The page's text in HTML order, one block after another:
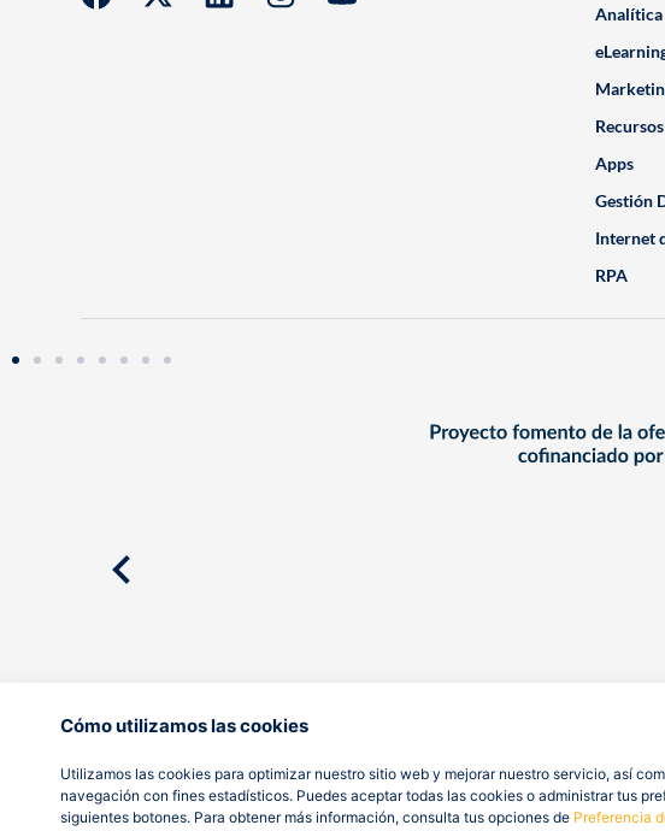
Cómo utilizamos las cookies
Utilizamos las cookies para optimizar nuestro sitio web y mejorar nuestro servicio, así
navegación con fines estadísticos. Puedes aceptar todas las cookies o administrar tus
siguientes botones. Para obtener más información, consulta tus opciones de Preferencia
Analítica
Apps
Gestión
Internet
RPA